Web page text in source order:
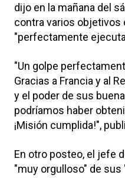
dijo en la mañana del
contra varios objetivos
"perfectamente
"Un golpe
Gracias a Francia y al
y el poder de sus
podríamos haber
¡Misión cumplida!",
En otro posteo, el jefe
"muy orgulloso" de sus